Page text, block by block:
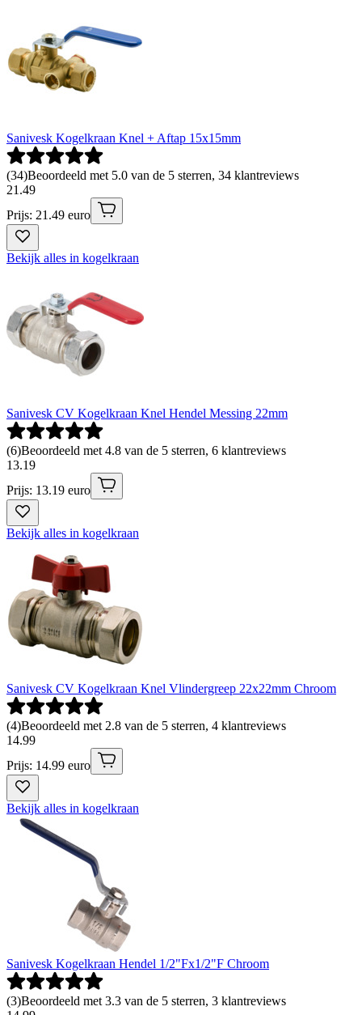
Sanivesk Kogelkraan Knel + Aftap 15x15mm
(34)Beoordeeld met 5.0 van de 5 sterren, 34 klantreviews
21 .49
Prijs: 21.49 euro
Bekijk alles in kogelkraan
Sanivesk CV Kogelkraan Knel Hendel Messing 22mm
(6)Beoordeeld met 4.8 van de 5 sterren, 6 klantreviews
13.19
Prijs: 13.19 euro
Bekijk alles in kogelkraan
Sanivesk CV Kogelkraan Knel Vlindergreep 22x22mm Chroom
(4)Beoordeeld met 2.8 van de 5 sterren, 4 klantreviews
14.99
Prijs: 14.99 euro
Bekijk alles in kogelkraan
Sanivesk Kogelkraan Hendel 1/2"Fx1/2"F Chroom
(3)Beoordeeld met 3.3 van de 5 sterren, 3 klantreviews